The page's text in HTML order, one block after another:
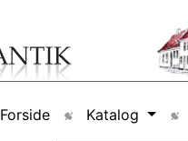
Forside Katalog